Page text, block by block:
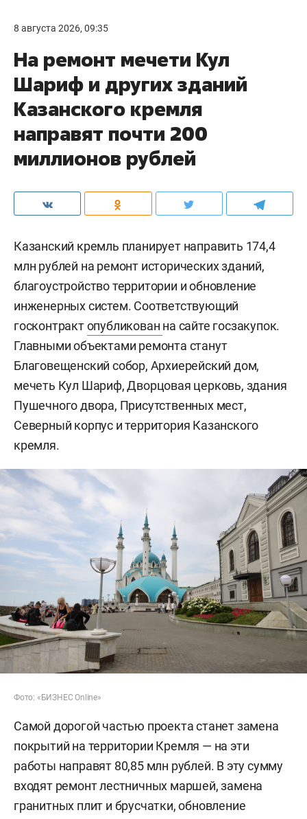
8 августа 2026, 09:35
На ремонт мечети Кул
Шариф и других зданий
Казанского кремля
направят почти 200
миллионов рублей
Казанский кремль планирует направить 174,4
млн рублей на ремонт исторических зданий,
благоустройство территории и обновление
инженерных систем. Соответствующий
госконтрактопубликован на сайте госзакупок.
Главными объектами ремонта станут
Благовещенский собор, Архиерейский дом,
мечеть Кул Шариф, Дворцовая церковь, здания
Пушечного двора, Присутственных мест,
Северный корпус и территория Казанского
кремля.
Фото: «БИЗНЕС Online»
Самой дорогой частью проекта станет замена
покрытий на территории Кремля — на эти
работы направят 80,85 млн рублей. В эту сумму
входят ремонт лестничных маршей, замена
гранитных плит и брусчатки, обновление